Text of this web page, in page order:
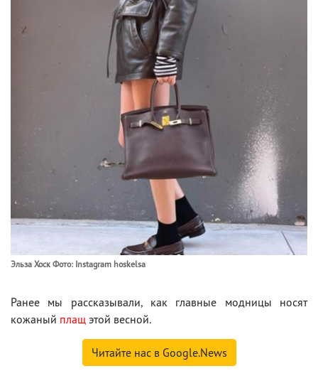
Эльза Хоск Фото: Instagram hoskelsa
Ранее мы рассказывали, как главные модницы носят
кожаный плащ этой весной.
Читайте нас в Google.News